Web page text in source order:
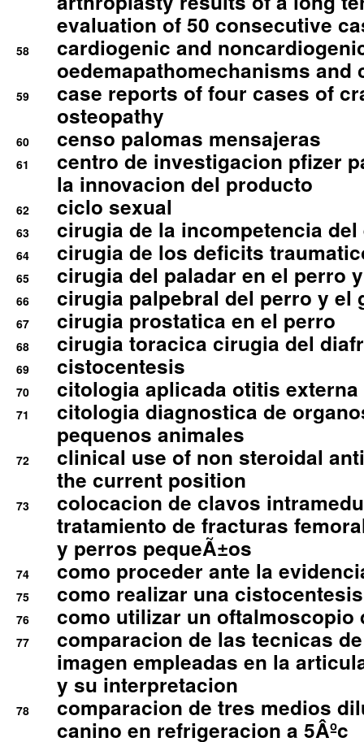
evaluation of 50 consecutive
58
cardiogenic and
oedemapathomechanisms and
59
case reports of four cases of
osteopathy
60 censo palomas mensajeras
61
centro de investigacion pfizer
la innovacion del producto
62 ciclo sexual
63 cirugia de la incompetencia
64 cirugia de los deficits
65 cirugia del paladar en el perro
66 cirugia palpebral del perro y el
67 cirugia prostatica en el perro
68 cirugia toracica cirugia del
69 cistocentesis
70 citologia aplicada otitis externa
71
citologia diagnostica de
pequenos animales
72
clinical use of non steroidal
the current position
73
colocacion de clavos
tratamiento de fracturas
y perros pequeÃ±os
74 como proceder ante la
75 como realizar una
76 como utilizar un oftalmoscopio
77
comparacion de las tecnicas
imagen empleadas en la
y su interpretacion
78
comparacion de tres medios
canino en refrigeracion a 5Âºc